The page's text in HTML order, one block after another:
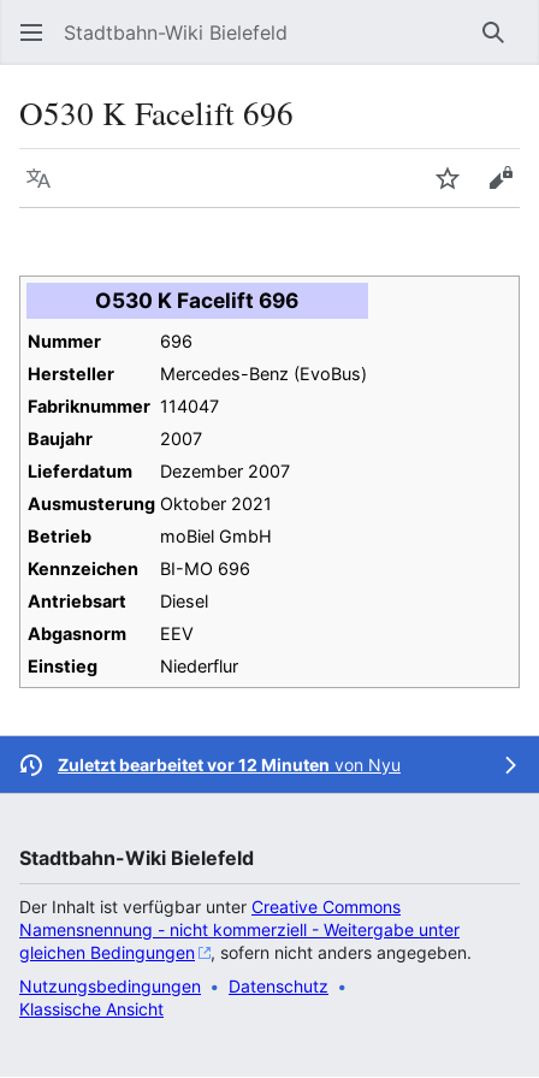
Stadtbahn-Wiki Bielefeld
O530 K Facelift 696
Sprache
O530 K Facelift 696
Nummer
696
Hersteller
Mercedes-Benz (EvoBus)
Fabriknummer 114047
Baujahr
2007
Lieferdatum
Dezember 2007
Ausmusterung Oktober 2021
Betrieb
moBiel GmbH
Kennzeichen
BI-MO 696
Antriebsart
Diesel
Abgasnorm
EEV
Einstieg
Niederflur
Zuletzt bearbeitet vor 12 Minuten von Nyu
Stadtbahn-Wiki Bielefeld
Der Inhalt ist verfügbar unter Creative Commons
Namensnennung - nicht kommerziell - Weitergabe unter
gleichen Bedingungen
, sofern nicht anders angegeben.
Datenschutz
Nutzungsbedingungen
Klassische Ansicht